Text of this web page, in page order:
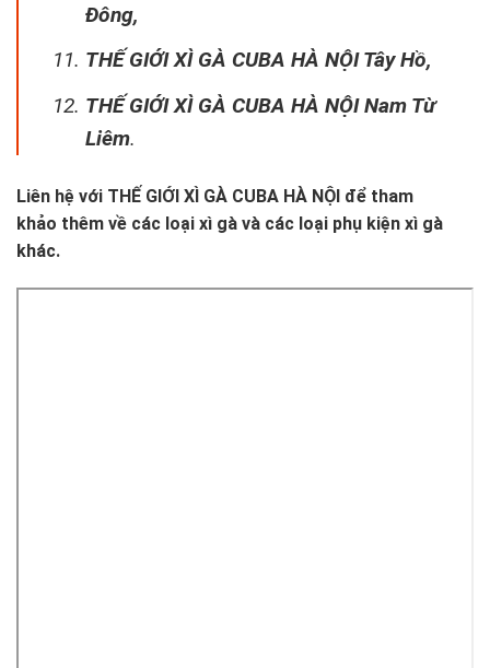
Đông,
THẾ GIỚI XÌ GÀ CUBA HÀ NỘI Tây Hồ,
THẾ GIỚI XÌ GÀ CUBA HÀ NỘI Nam Từ
Liêm.
Liên hệ với THẾ GIỚI XÌ GÀ CUBA HÀ NỘI để tham
khảo thêm về các loại xì gà và các loại phụ kiện xì gà
khác.